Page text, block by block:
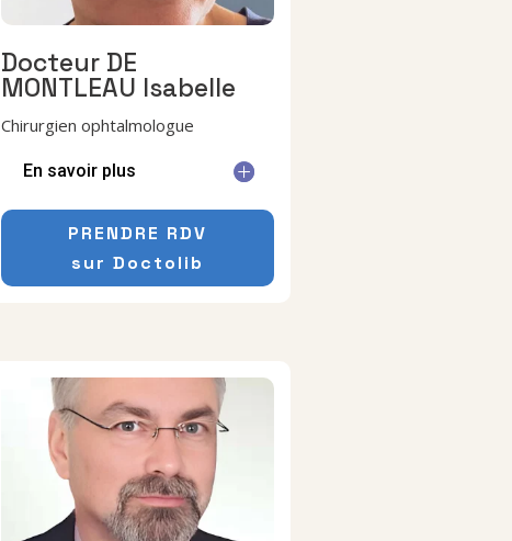
Docteur DE
MONTLEAU Isabelle
Chirurgien ophtalmologue
En savoir plus
PRENDRE RDV
sur Doctolib